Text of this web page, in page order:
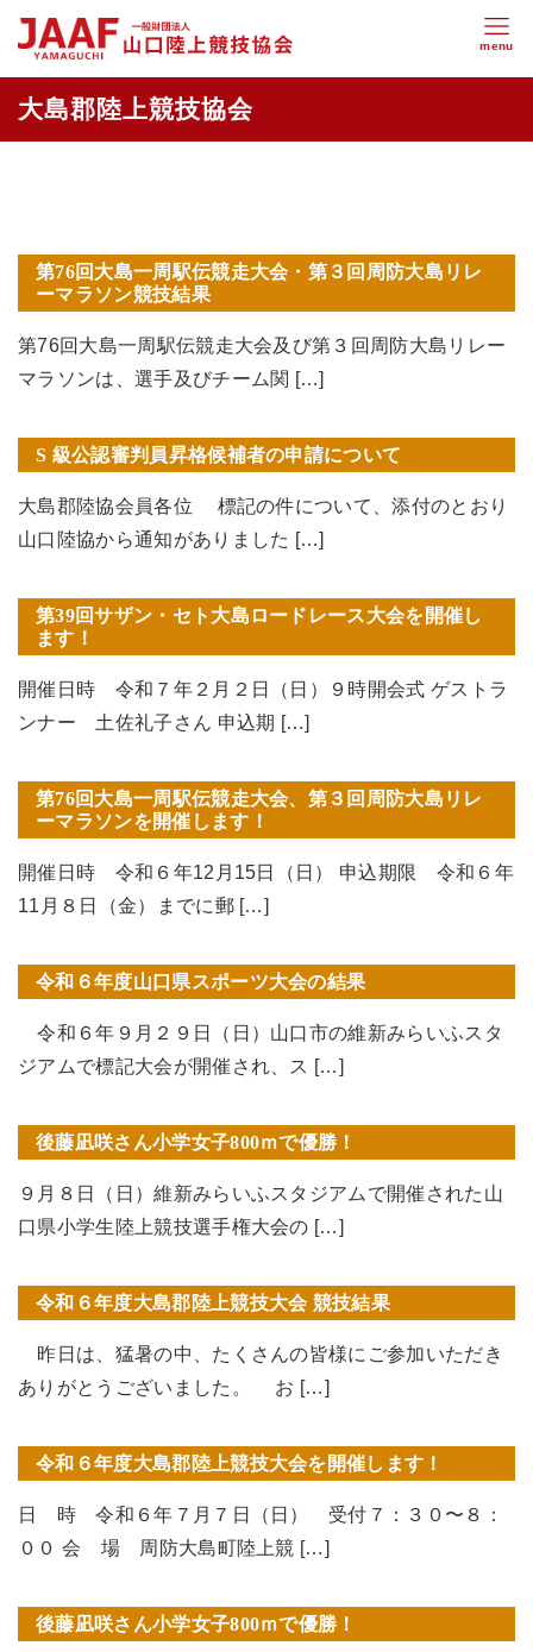
第76回大島一周駅伝競走大会・第３回周防大島リレ
ーマラソン競技結果
第76回大島一周駅伝競走大会及び第３回周防大島リレー
マラソンは、選手及びチーム関 […]
S 級公認審判員昇格候補者の申請について
大島郡陸協会員各位 標記の件について、添付のとおり
山口陸協から通知がありました […]
第39回サザン・セト大島ロードレース大会を開催し
ます！
開催日時 令和７年２月２日（日）９時開会式 ゲストラ
ンナー 土佐礼子さん 申込期 […]
第76回大島一周駅伝競走大会、第３回周防大島リレ
ーマラソンを開催します！
開催日時 令和６年12月15日（日） 申込期限 令和６年
11月８日（金）までに郵 […]
令和６年度山口県スポーツ大会の結果
令和６年９月２９日（日）山口市の維新みらいふスタ
ジアムで標記大会が開催され、ス […]
後藤凪咲さん小学女子800ｍで優勝！
９月８日（日）維新みらいふスタジアムで開催された山
口県小学生陸上競技選手権大会の […]
令和６年度大島郡陸上競技大会 競技結果
昨日は、猛暑の中、たくさんの皆様にご参加いただき
ありがとうございました。 お […]
令和６年度大島郡陸上競技大会を開催します！
日 時 令和６年７月７日（日） 受付７：３０〜８：
００ 会 場 周防大島町陸上競 […]
後藤凪咲さん小学女子800ｍで優勝！